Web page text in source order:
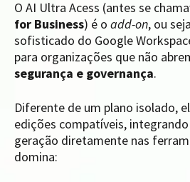
O AI Ultra Acess (antes se
for Business) é o add-on, ou
sofisticado do Google
para organizações que não
segurança e governança.
Diferente de um plano isolado,
edições compatíveis,
geração diretamente nas
domina: